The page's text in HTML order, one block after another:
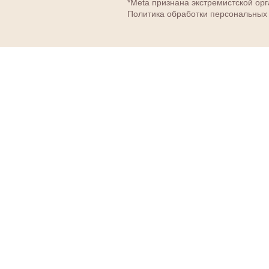
*Meta признана экстремистской
Политика обработки